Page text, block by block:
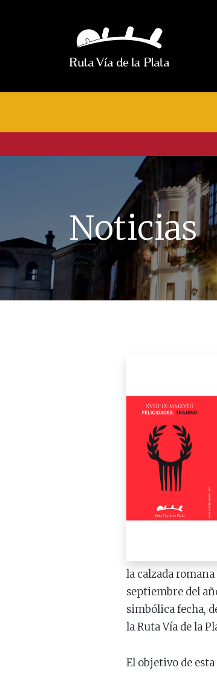
Noticias
la calzada
septiembre del
simbólica fecha,
la Ruta Vía de la
El objetivo de